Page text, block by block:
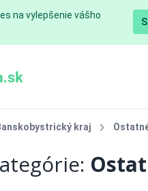
na vylepšenie vášho
kraj